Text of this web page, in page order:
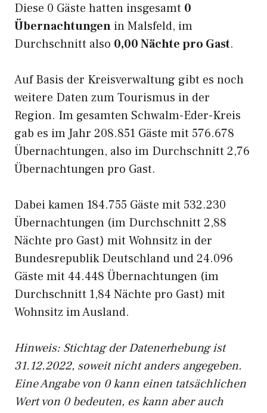
Diese 0 Gäste hatten insgesamt 0
Übernachtungen in Malsfeld, im
Durchschnitt also 0,00 Nächte pro Gast.
Auf Basis der Kreisverwaltung gibt es noch
weitere Daten zum Tourismus in der
Region. Im gesamten Schwalm-Eder-Kreis
gab es im Jahr 208.851 Gäste mit 576.678
Übernachtungen, also im Durchschnitt 2,76
Übernachtungen pro Gast.
Dabei kamen 184.755 Gäste mit 532.230
Übernachtungen (im Durchschnitt 2,88
Nächte pro Gast) mit Wohnsitz in der
Bundesrepublik Deutschland und 24.096
Gäste mit 44.448 Übernachtungen (im
Durchschnitt 1,84 Nächte pro Gast) mit
Wohnsitz im Ausland.
Hinweis: Stichtag der Datenerhebung ist
31.12.2022, soweit nicht anders angegeben.
Eine Angabe von 0 kann einen tatsächlichen
Wert von 0 bedeuten, es kann aber auch